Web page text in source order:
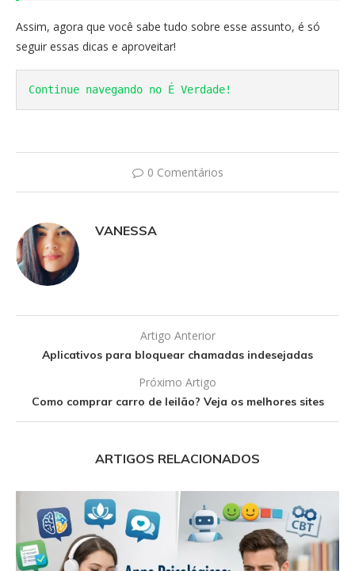
Assim, agora que você sabe tudo sobre esse assunto, é só
seguir essas dicas e aproveitar!
Continue navegando no É Verdade!
0 Comentários
VANESSA
Artigo Anterior
Aplicativos para bloquear chamadas indesejadas
Próximo Artigo
Como comprar carro de leilão? Veja os melhores sites
ARTIGOS RELACIONADOS